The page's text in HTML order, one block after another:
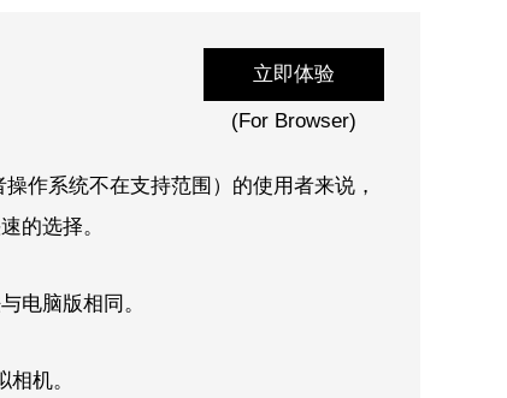
立即体验
(For Browser)
作系统不在支持范围）的使用者来说，
的选择。
电脑版相同。
机。